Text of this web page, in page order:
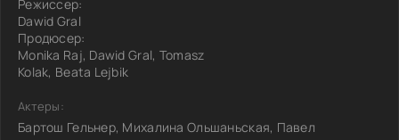
Режиссер:
Dawid Gral
Продюсер:
Monika Raj, Dawid Gral, Tomasz
Kolak, Beata Lejbik
Актеры:
Бартош Гельнер, Михалина Ольшаньская, Павел